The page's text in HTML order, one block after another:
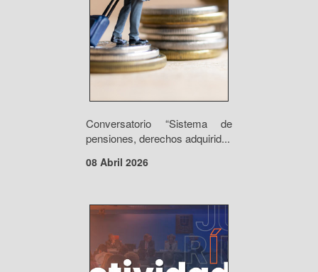
Conversatorio “Sistema de
pensiones, derechos adquirid...
08 Abril 2026